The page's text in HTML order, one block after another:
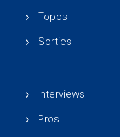
Topos
Sorties
Interviews
Pros